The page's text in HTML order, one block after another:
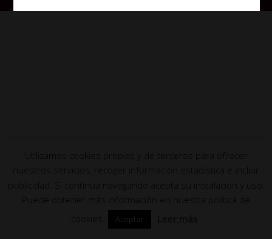
Utilizamos cookies propias y de terceros para ofrecer
nuestros servicios, recoger información estadística e incluir
publicidad. Si continua navegando acepta su instalación y uso.
Puede obtener más información en nuestra política de
Aceptar